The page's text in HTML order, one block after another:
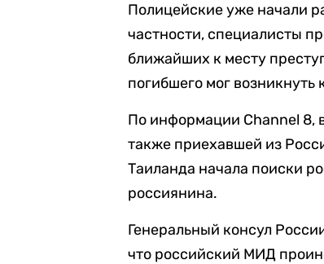
Полицейские уже начали
частности, специалисты
ближайших к месту
погибшего мог
По информации Channel 8,
также приехавшей из
Таиланда начала поиски
россиянина.
Генеральный консул
что российский МИД